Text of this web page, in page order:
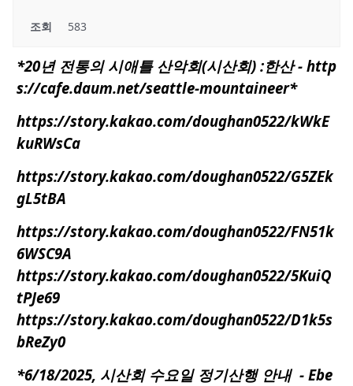
조회 583
*20년 전통의 시애틀산악회(시산회) :한산 - http
s://cafe.daum.net/seattle-mountaineer*
https://story.kakao.com/doughan0522/kWkE
kuRWsCa
https://story.kakao.com/doughan0522/G5ZEk
gL5tBA
https://story.kakao.com/doughan0522/FN51k
6WSC9A
https://story.kakao.com/doughan0522/5KuiQ
tPJe69
https://story.kakao.com/doughan0522/D1k5s
bReZy0
*6/18/2025, 시산회 수요일 정기산행 안내 - Ebe